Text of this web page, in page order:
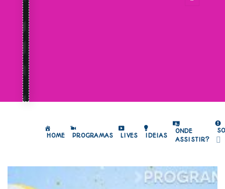
HOME PROGRAMAS LIVES IDEIAS
ONDE
ASSISTIR?